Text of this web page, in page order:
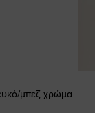
μπεζ χρώμα